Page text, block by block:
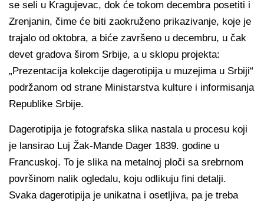
se seli u Kragujevac, dok će tokom decembra posetiti i
Zrenjanin, čime će biti zaokruženo prikazivanje, koje je
trajalo od oktobra, a biće završeno u decembru, u čak
devet gradova širom Srbije, a u sklopu projekta:
„Prezentacija kolekcije dagerotipija u muzejima u Srbiji“
podržanom od strane Ministarstva kulture i informisanja
Republike Srbije.
Dagerotipija je fotografska slika nastala u procesu koji
je lansirao Luj Žak-Mande Dager 1839. godine u
Francuskoj. To je slika na metalnoj ploči sa srebrnom
površinom nalik ogledalu, koju odlikuju fini detalji.
Svaka dagerotipija je unikatna i osetljiva, pa je treba